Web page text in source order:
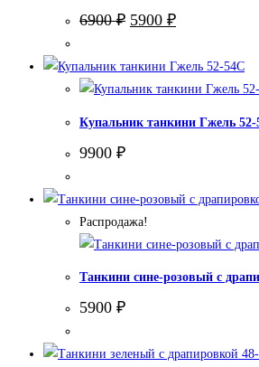
6900₽ Первоначальная
6900 ₽.
5900 ₽Текущая
Купальник танкини Гжель 52-
9900 ₽
Распродажа!
Танкини сине-розовый с
5900 ₽